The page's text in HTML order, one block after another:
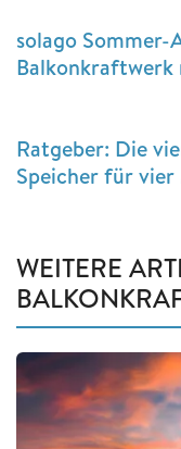
solago Sommer-
Balkonkraftwerk
Ratgeber: Die
Speicher für vier
WEITERE